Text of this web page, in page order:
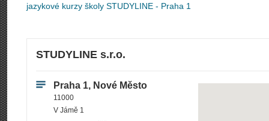
jazykové kurzy školy STUDYLINE - Praha 1
STUDYLINE s.r.o.
Praha 1, Nové Město
11000
V Jámě 1